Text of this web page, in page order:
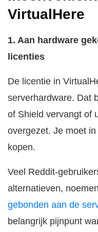
VirtualHere
1. Aan hardware
licenties
De licentie in
serverhardware. Dat
of Shield vervangt of
overgezet. Je moet
kopen.
Veel Reddit-
alternatieven,
gebonden aan de
belangrijk pijnpunt